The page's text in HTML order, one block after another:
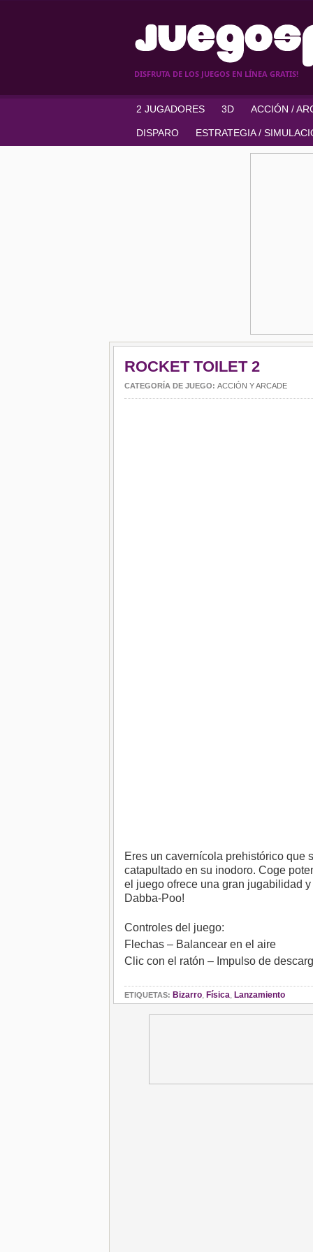
DISFRUTA DE LOS JUEGOS EN LÍNEA GRATIS!
2 JUGADORES 3D ACCIÓN /
DISPARO ESTRATEGIA /
ROCKET TOILET 2
CATEGORÍA DE JUEGO: ACCIÓN Y ARCADE
Eres un cavernícola prehistórico que
catapultado en su inodoro. Coge
el juego ofrece una gran jugabilidad
Dabba-Poo!
Controles del juego:
Flechas – Balancear en el aire
Clic con el ratón – Impulso de
ETIQUETAS: Bizarro, Física, Lanzamiento